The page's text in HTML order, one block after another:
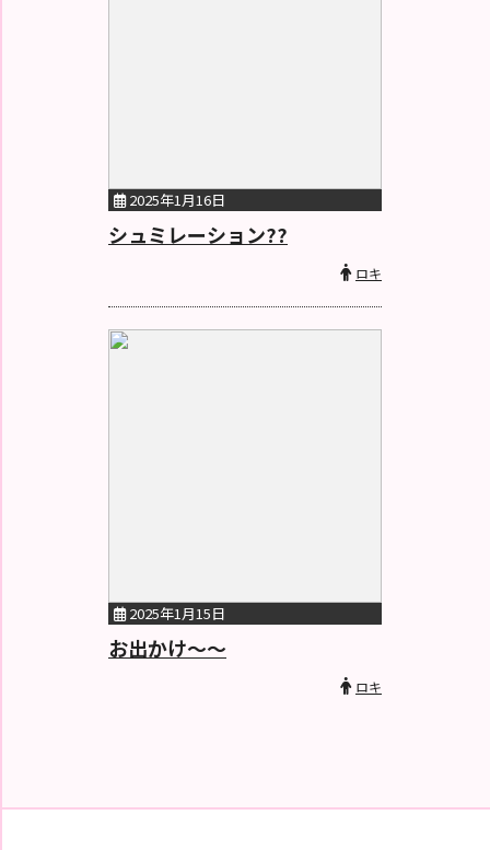
2025年1月16日
シュミレーション??
ロキ
2025年1月15日
お出かけ〜〜
ロキ